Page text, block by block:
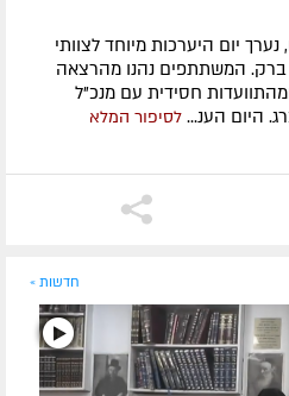
יום היערכות מיוחד לצוותי
ברק. המשתתפים נהנו מהרצאה
חסידית עם מנכ"ל
היום הענ...לסיפור המלא
חדשות »